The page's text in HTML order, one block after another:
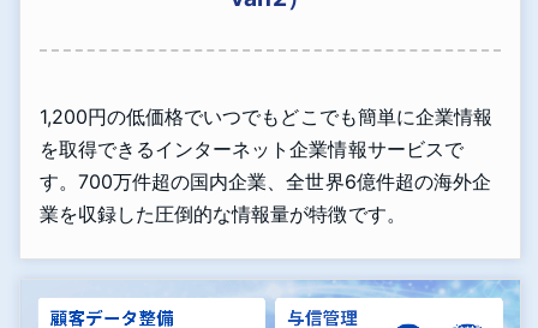
1,200円の低価格でいつでもどこでも簡単に企業情報
を取得できるインターネット企業情報サービスで
す。700万件超の国内企業、全世界6億件超の海外企
業を収録した圧倒的な情報量が特徴です。